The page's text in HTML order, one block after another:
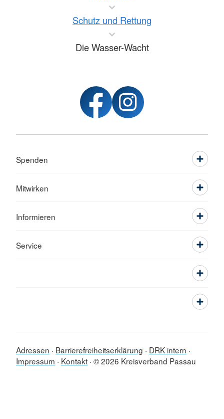
Schutz und Rettung
Die Wasser-Wacht
Spenden
Mitwirken
Informieren
Service
Adressen Barrierefreiheitserklärung
DRK intern
Impressum
Kontakt © 2026 Kreisverband Passau